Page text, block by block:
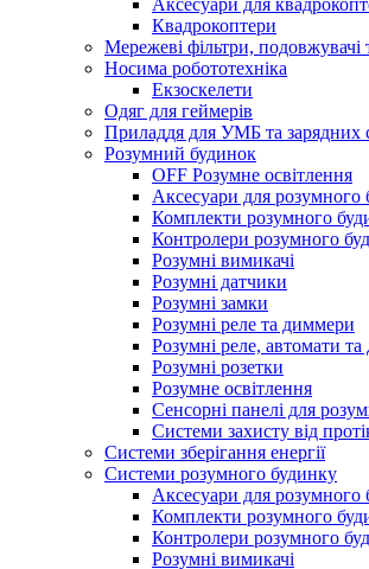
Аксесуари для
Квадрокоптери
Мережеві фільтри, подовжувачі
Носима робототехніка
Екзоскелети
Одяг для геймерів
Приладдя для УМБ та зарядних
Розумний будинок
OFF Розумне освітлення
Аксесуари для розумного
Комплекти розумного
Контролери розумного
Розумні вимикачі
Розумні датчики
Розумні замки
Розумні реле та диммери
Розумні реле, автомати
Розумні розетки
Розумне освітлення
Сенсорні панелі для
Системи захисту від
Системи зберігання енергії
Системи розумного будинку
Аксесуари для розумного
Комплекти розумного
Контролери розумного
Розумні вимикачі